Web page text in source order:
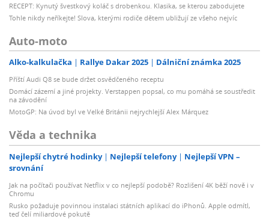
RECEPT: Kynutý švestkový koláč s drobenkou. Klasika, se kterou zabodujete
Tohle nikdy neříkejte! Slova, kterými rodiče dětem ubližují ze všeho nejvíc
Auto-moto
Alko-kalkulačka Rallye Dakar 2025 Dálniční známka 2025
Příští Audi Q8 se bude držet osvědčeného receptu
Domácí zázemí a jiné projekty. Verstappen popsal, co mu pomáhá se soustředit
na závodění
MotoGP: Na úvod byl ve Velké Británii nejrychlejší Alex Márquez
Věda a technika
Nejlepší chytré hodinky Nejlepší telefony
Nejlepší VPN –
srovnání
Jak na počítači používat Netflix v co nejlepší podobě? Rozlišení 4K běží nově i v
Chromu
Rusko požaduje povinnou instalaci státních aplikací do iPhonů. Apple odmítl,
teď čelí miliardové pokutě